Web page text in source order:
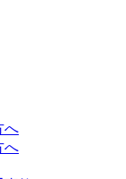
へ
へ